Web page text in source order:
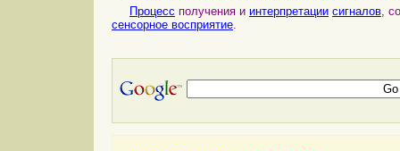
Процесс получения и интерпретации сигналов,
сенсорное восприятие.